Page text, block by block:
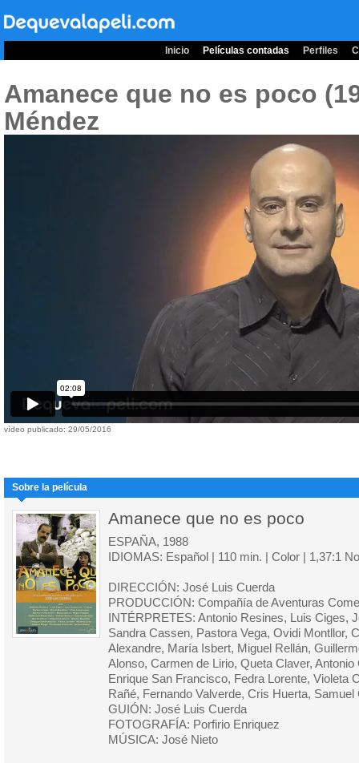
Inicio Películas contadas Perfiles
Amanece que no es poco
Méndez
vídeo publicado: 29/05/2016
Sobre la película
Amanece que no es poco
ESPAÑA, 1988
IDIOMAS: Español | 110 min. | Color | 1,37:1
DIRECCIÓN: José Luis Cuerda
PRODUCCIÓN: Compañía de Aventuras
INTÉRPRETES: Antonio Resines, Luis Ciges,
Sandra Cassen, Pastora Vega, Ovidi Montllor,
Alexandre, María Isbert, Miguel Rellán,
Alonso, Carmen de Lirio, Queta Claver,
Enrique San Francisco, Fedra Lorente, Violeta
Rañé, Fernando Valverde, Cris Huerta, Samuel
GUIÓN: José Luis Cuerda
FOTOGRAFÍA: Porfirio Enriquez
MÚSICA: José Nieto